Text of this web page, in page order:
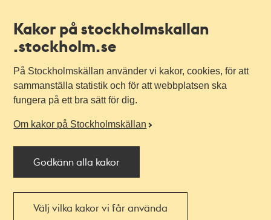
Kakor på stockholmskallan
.stockholm.se
På Stockholmskällan använder vi kakor, cookies, för att
sammanställa statistik och för att webbplatsen ska
fungera på ett bra sätt för dig.
Om kakor på Stockholmskällan
Godkänn alla kakor
Välj vilka kakor vi får använda